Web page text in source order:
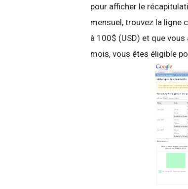
pour afficher le
mensuel, trouvez la ligne
à 100$ (USD) et que vous
mois, vous êtes éligible